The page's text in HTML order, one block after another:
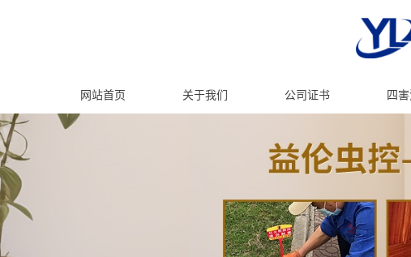
网站首页 关于我们 公司证书 四